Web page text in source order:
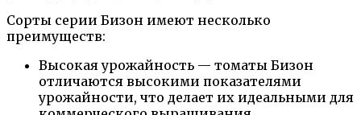
Сорты серии Бизон имеют несколько
преимуществ:
Высокая урожайность — томаты Бизон
отличаются высокими показателями
урожайности, что делает их идеальными для